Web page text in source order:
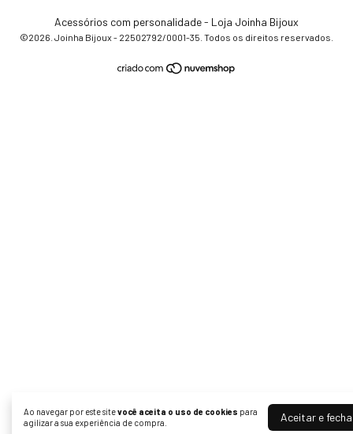
Ao navegar por este sitevocê aceita o uso de cookies para
agilizar a sua experiência de compra.
Aceitar e
Acessórios com personalidade - Loja Joinha Bijoux
©2026. Joinha Bijoux - 22502792/0001-35. Todos os direitos reservados.